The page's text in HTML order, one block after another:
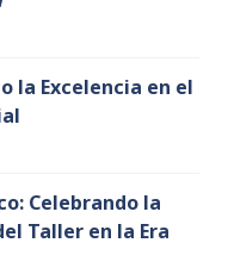
la Excelencia en el
Celebrando la
Taller en la Era